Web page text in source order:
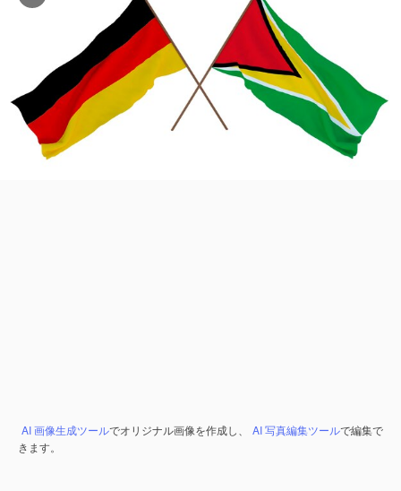
AI 画像生成ツールでオリジナル画像を作成し、 AI 写真編集ツールで編集で
きます。